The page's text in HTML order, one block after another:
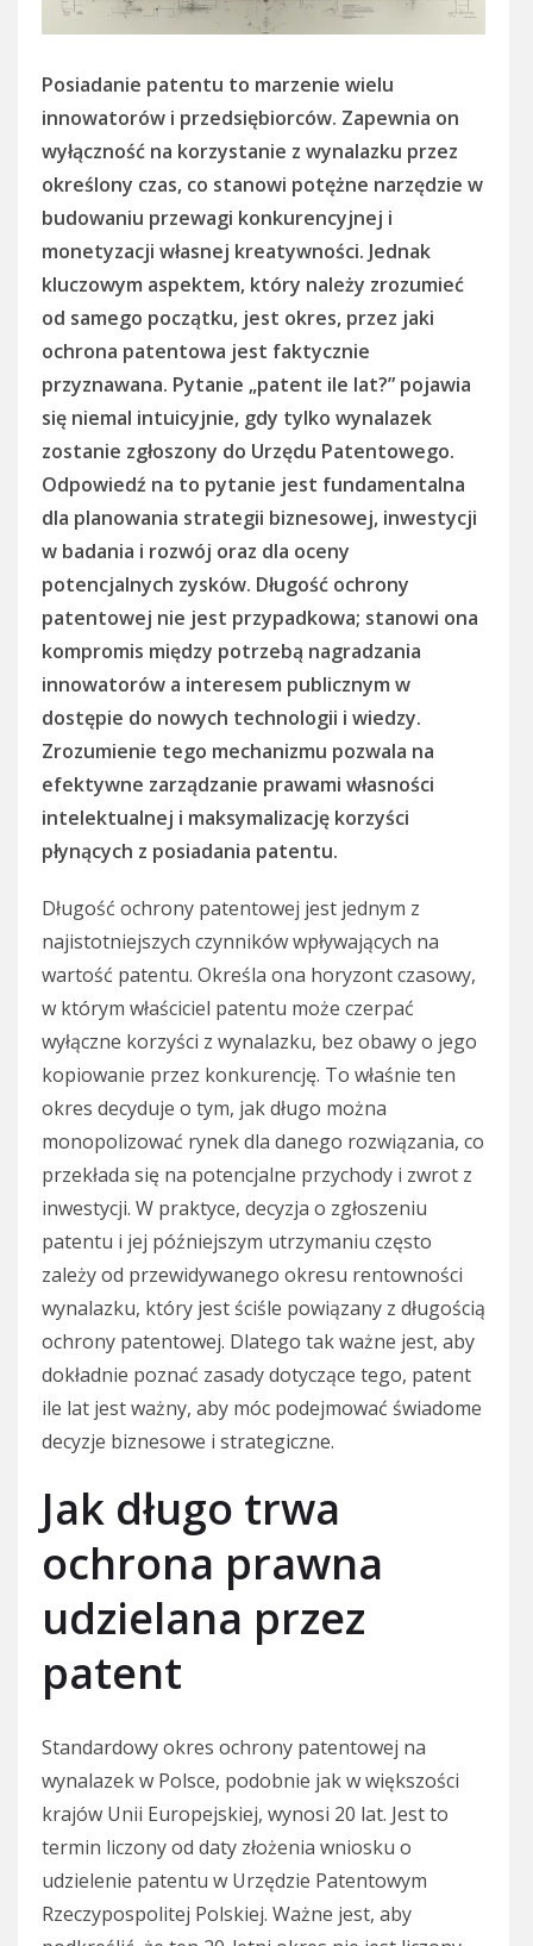
Posiadanie patentu to marzenie wielu
innowatorów i przedsiębiorców. Zapewnia on
wyłączność na korzystanie z wynalazku przez
określony czas, co stanowi potężne narzędzie w
budowaniu przewagi konkurencyjnej i
monetyzacji własnej kreatywności. Jednak
kluczowym aspektem, który należy zrozumieć
od samego początku, jest okres, przez jaki
ochrona patentowa jest faktycznie
przyznawana. Pytanie „patent ile lat?” pojawia
się niemal intuicyjnie, gdy tylko wynalazek
zostanie zgłoszony do Urzędu Patentowego.
Odpowiedź na to pytanie jest fundamentalna
dla planowania strategii biznesowej, inwestycji
w badania i rozwój oraz dla oceny
potencjalnych zysków. Długość ochrony
patentowej nie jest przypadkowa; stanowi ona
kompromis między potrzebą nagradzania
innowatorów a interesem publicznym w
dostępie do nowych technologii i wiedzy.
Zrozumienie tego mechanizmu pozwala na
efektywne zarządzanie prawami własności
intelektualnej i maksymalizację korzyści
płynących z posiadania patentu.
Długość ochrony patentowej jest jednym z
najistotniejszych czynników wpływających na
wartość patentu. Określa ona horyzont czasowy,
w którym właściciel patentu może czerpać
wyłączne korzyści z wynalazku, bez obawy o jego
kopiowanie przez konkurencję. To właśnie ten
okres decyduje o tym, jak długo można
monopolizować rynek dla danego rozwiązania, co
przekłada się na potencjalne przychody i zwrot z
inwestycji. W praktyce, decyzja o zgłoszeniu
patentu i jej późniejszym utrzymaniu często
zależy od przewidywanego okresu rentowności
wynalazku, który jest ściśle powiązany z długością
ochrony patentowej. Dlatego tak ważne jest, aby
dokładnie poznać zasady dotyczące tego, patent
ile lat jest ważny, aby móc podejmować świadome
decyzje biznesowe i strategiczne.
Jak długo trwa
ochrona prawna
udzielana przez
patent
Standardowy okres ochrony patentowej na
wynalazek w Polsce, podobnie jak w większości
krajów Unii Europejskiej, wynosi 20 lat. Jest to
termin liczony od daty złożenia wniosku o
udzielenie patentu w Urzędzie Patentowym
Rzeczypospolitej Polskiej. Ważne jest, aby